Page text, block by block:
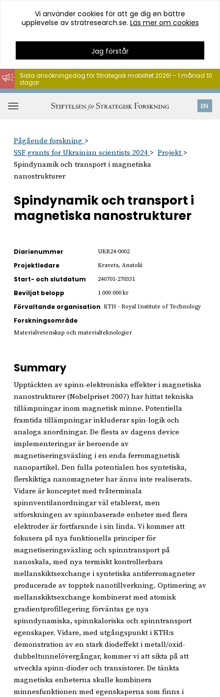
Hoppa
till
innehåll
Vi använder cookies för att ge dig en bättre
upplevelse av stratresearch.se. Läs mer om cookies
Jag förstår
EN
Sista ansökningsdag för Strategisk mobilitet 2026! - 1 månad 10
dagar
Pågående forskning
SSF grants for Ukrainian scientists 2024
Projekt
Spindynamik och transport i magnetiska
nanostrukturer
Spindynamik och transport i
magnetiska nanostrukturer
Diarienummer UKR24-0002
Projektledare Kravets, Anatolii
Start- och slutdatum 240701-270331
Beviljat belopp 1 000 000 kr
Förvaltande organisation KTH - Royal Institute of Technology
Forskningsområde
Materialvetenskap och materialteknologier
Summary
Upptäckten av spinn-elektroniska effekter i magnetiska
nanostrukturer (Nobelpriset 2007) har hittat tekniska
tillämpningar inom magnetisk minne. Potentiella
framtida tillämpningar inkluderar spin-logik och
analoga anordningar. De flesta av dagens device
implementeringar är beroende av
magnetiseringsväxling i en enda ferromagnetisk
nanopartikel. Den fulla potentialen hos syntetiska,
flerskiktiga nanomagneter har ännu inte realiserats.
Vidare är konceptet med tvåterminala
spinnventilanordningar väl etablerat, men
utforskningen av spinnbaserade enheter med flera
elektroder är fortfarande i sin linda. Vi kommer att
fokusera på nya funktionella principer för
magnetiseringsväxling och spinntransport på
nanoskala, med nya termiskt kontrollerbara
mellanskiktsexchange i syntetiska antiferromagneter
producerade av topptek nanotillverkning. Optimering av
mellanskiktsexchange kombinerat med atomisk
gradientprofillegering förväntas ge nya
spinndynamiska, spinnkaloriska och spinntransport
egenskaper. Vidare, med utgångspunkt i KTH:s
demonstration av en stark diodeffekt i metall/oxid-
dubbeltunnelövergångar, kommer vi att sikta på att
utveckla spinn-dioder och transistorer. De tänkta
magnetiska enheterna skulle kombinera
minnesfunktionen med egenskaperna som finns i